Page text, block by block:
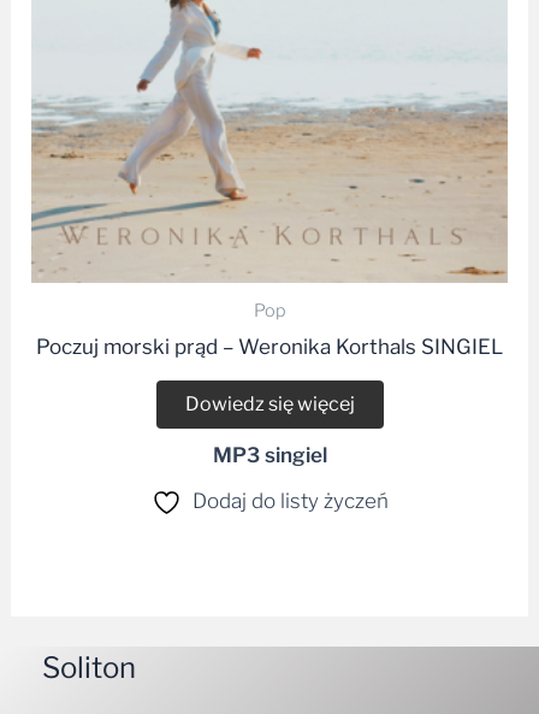
Pop
Poczuj morski prąd – Weronika Korthals SINGIEL
Dowiedz się więcej
MP3 singiel
Dodaj do listy życzeń
Soliton